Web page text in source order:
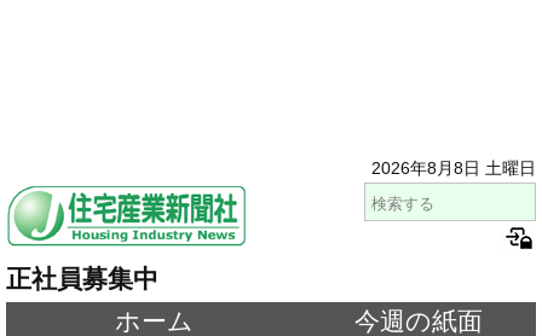
2026年8月8日 土曜日
正社員募集中
ホーム
今週の紙面